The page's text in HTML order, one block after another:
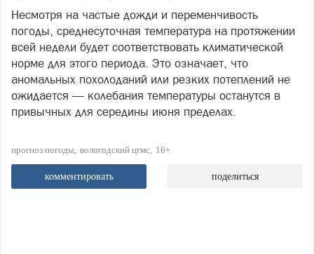
Несмотря на частые дожди и переменчивость
погоды, среднесуточная температура на протяжении
всей недели будет соответствовать климатической
норме для этого периода. Это означает, что
аномальных похолоданий или резких потеплений не
ожидается — колебания температуры останутся в
привычных для середины июня пределах.
прогноз погоды вологодский цгмс 16+
комментировать поделиться